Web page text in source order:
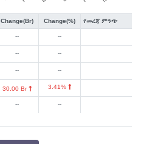
Change(Br) Change(%) የመረጃ ምንጭ
-- --
-- --
-- --
30.00 Br 3.41%
-- --